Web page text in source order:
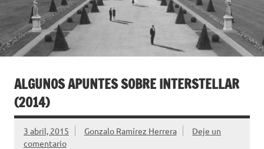
ALGUNOS APUNTES SOBRE INTERSTELLAR
(2014)
3 abril, 2015 Gonzalo Ramírez Herrera
Deje un
comentario